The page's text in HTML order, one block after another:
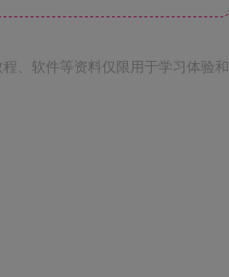
、软件等资料仅限用于学习体验和